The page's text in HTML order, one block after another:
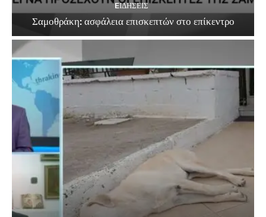
EΙΔΗΣΕΙΣ
Σαμοθράκη: ασφάλεια επισκεπτών στο επίκεντρο